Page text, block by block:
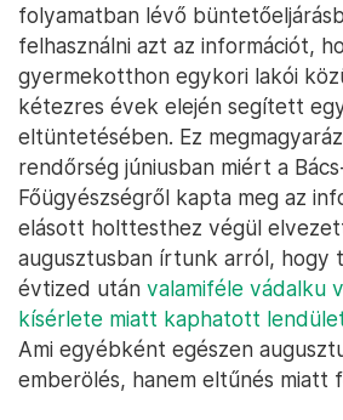
folyamatban lévő
felhasználni azt az információt,
gyermekotthon egykori lakói
kétezres évek elején segített
eltüntetésében. Ez
rendőrség júniusban miért a
Főügyészségről kapta meg az
elásott holttesthez végül
augusztusban írtunk arról, hogy
évtized után valamiféle vádalku
kísérlete miatt kaphatott
Ami egyébként egészen
emberölés, hanem eltűnés miatt